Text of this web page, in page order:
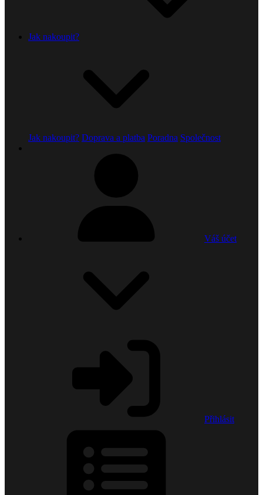
Jak nakoupit?
Jak nakoupit? Doprava a platba Poradna Společnost
Váš účet
Přihlásit